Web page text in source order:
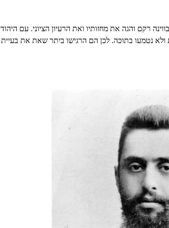
רקם והגה את מחזותיו ואת הרעיון הציוני. עם
ולא נטמעו בתוכה. לכן הם הרגישו ביתר שאת את